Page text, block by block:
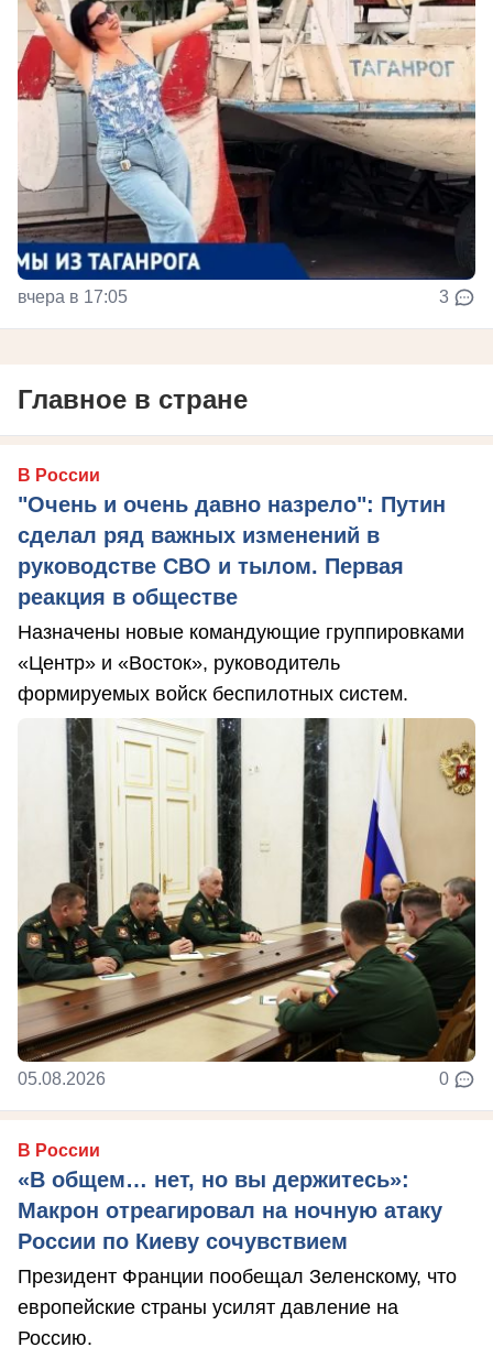
вчера в 17:05 3
Главное в стране
В России
"Очень и очень давно назрело": Путин
сделал ряд важных изменений в
руководстве СВО и тылом. Первая
реакция в обществе
Назначены новые командующие группировками
«Центр» и «Восток», руководитель
формируемых войск беспилотных систем.
05.08.2026 0
В России
«В общем… нет, но вы держитесь»:
Макрон отреагировал на ночную атаку
России по Киеву сочувствием
Президент Франции пообещал Зеленскому, что
европейские страны усилят давление на
Россию.